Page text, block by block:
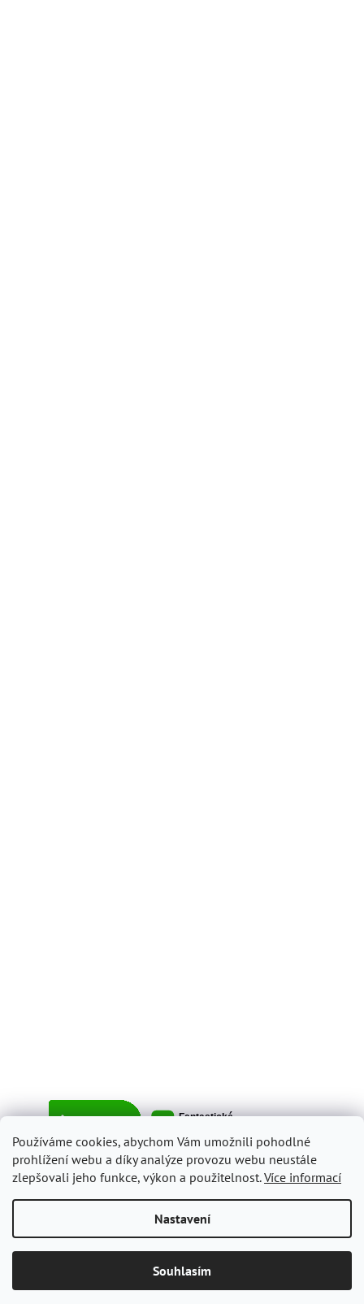
Používáme cookies, abychom Vám umožnili pohodlné
prohlížení webu a díky analýze provozu webu neustále
zlepšovali jeho funkce, výkon a použitelnost.Více informací
Nastavení
Souhlasím
nastavení cookies